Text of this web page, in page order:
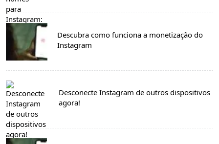
Descubra como funciona a monetização do
Instagram
Desconecte Instagram de outros dispositivos
agora!